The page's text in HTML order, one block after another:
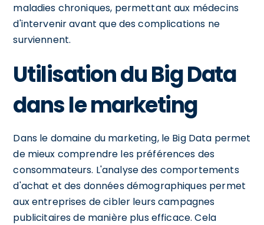
maladies chroniques, permettant aux médecins
d'intervenir avant que des complications ne
surviennent.
Utilisation du Big Data
dans le marketing
Dans le domaine du marketing, le Big Data permet
de mieux comprendre les préférences des
consommateurs. L'analyse des comportements
d'achat et des données démographiques permet
aux entreprises de cibler leurs campagnes
publicitaires de manière plus efficace. Cela